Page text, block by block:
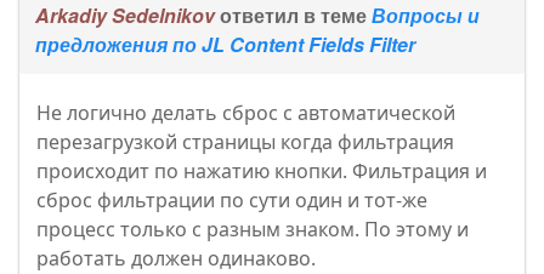
Arkadiy Sedelnikovответил в темеВопросы и
предложения по JL Content Fields Filter
Не логично делать сброс с автоматической
перезагрузкой страницы когда фильтрация
происходит по нажатию кнопки. Фильтрация и
сброс фильтрации по сути один и тот-же
процесс только с разным знаком. По этому и
работать должен одинаково.